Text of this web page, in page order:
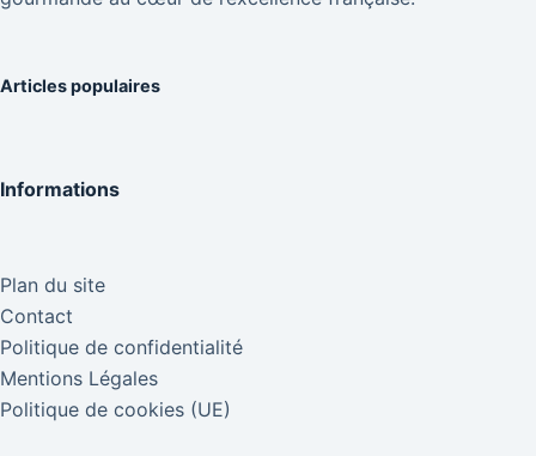
Articles populaires
Informations
Plan du site
Contact
Politique de confidentialité
Mentions Légales
Politique de cookies (UE)